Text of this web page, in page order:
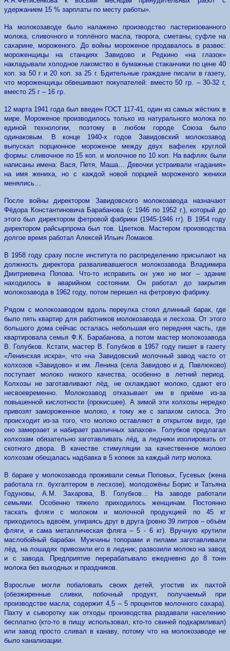
удержанием 15 % зарплаты по месту работы».
На молокозаводе было налажено производство пастеризованного
молока, сливочного и топлёного масла, творога, сметаны, суфле на
сахарине, мороженого. До войны мороженое продавалось в развес:
мороженщицы на станциях Завидово и Редкино «на глазок»
накладывали холодное лакомство в бумажные стаканчики по цене 40
коп. за 50 г и 20 коп. за 25 г. Бдительные граждане писали в газету,
что мороженщицы обвешивают покупателей: вместо 50 гр. – 30-32 г,
вместо 25 г – 16 гр.
12 марта 1941 года был введен ГОСТ 117-41, один из самых жёстких в
мире. Мороженое производилось только из натурального молока по
единой технологии, поэтому в любом городе Союза было
одинаковым. В конце 1940-х годов Завидовский молокозавод
выпускал порционное мороженое между двух вафелек круглой
формы: сливочное по 15 коп. и молочное по 10 коп. На вафлях были
написаны имена: Вася, Петя, Маша… Девочки устраивали «гадания»
на имя жениха, но с каждой новой порцией мороженого женихи
менялись…
После войны директором Завидовского молокозавода назначают
Фёдора Константиновича Барабанова (с 1946 по 1952 г.), который до
этого был директором фетровой фабрики (1945-1946 гг). В 1954 году
директором райсырпрома был тов. Цветков. Мастером производства
долгое время работал Алексей Ильич Ломаков.
В 1958 году сразу после института по распределению присылают на
должность директора разваливавшегося молокозавода Владимира
Дмитриевича Попова. Что-то исправить он уже не мог – здание
находилось в аварийном состоянии. Он работал до закрытия
молокозавода в 1962 году, потом перешел на фетровую фабрику.
Рядом с молокозаводом вдоль переулка стоял длинный барак, где
было пять квартир для работников молокозавода и лесхоза. От этого
большого дома сейчас осталась небольшая его передняя часть, где
квартировала семья Ф.К. Барабанова, а потом мастер молокозавода
В. Голубков. Кстати, мастер В. Голубков в 1957 году пишет в газету
«Ленинская искра», что «на Завидовский молочный завод часто от
колхозов «Завидово» и им. Ленина (села Завидово и д. Павлюково)
поступает молоко низкого качества, особенно в летний период.
Колхозы не заготавливают лёд, не охлаждают молоко, сдают его
несвоевременно. Молокозавод отказывает им в приёме из-за
повышенной кислотности (прокисшее). А зимой эти колхозы нередко
привозят замороженное молоко, к тому же с запахом силоса. Это
происходит из-за того, что молоко оставляют в открытом виде, где
оно замерзает и набирает различных запахов». Голубков предлагал
колхозам обязательно заготавливать лёд, а ледники изолировать от
скотного двора. В качестве стимуляции за качественное молоко
колхозам обещалась надбавка в 5 копеек за каждый литр молока.
В бараке у молокозавода проживали семьи Поповых, Гусевых (жена
работала гл. бухгалтером в лесхозе), молодожёны Борис и Татьяна
Годуновы, А.М. Захарова, В. Голубков… На заводе работали
семьями. Особенно тяжело приходилось женщинам. Постоянно
таскать фляги с молоком и молочной продукцией по 45 кг
приходилось вдвоём, упираясь друг в друга (ровно 39 литров – объём
фляги, и сама металлическая фляга – 5 - 6 кг). Вручную крутили
маслобойный барабан. Мужчины топорами и пилами заготавливали
лёд, на лошадях привозили его в ледник; развозили молоко на завод
и с завода. Предприятие перерабатывало ежедневно до 8 тонн
молока без выходных и праздников.
Взрослые могли побаловать своих детей, угостив их пахтой
(обезжиренные сливки, побочный продукт, получаемый при
производстве масла; содержит 4,5 – 5 процентов молочного сахара).
Пахту и сыворотку как отходы производства раздавали населению
бесплатно (кто-то в пищу использовал, кто-то свиней подкармливал)
или завод просто сливал в канаву, потому что на молокозаводе не
было канализации.